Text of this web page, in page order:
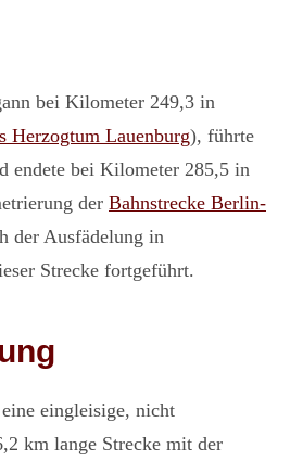
bei Kilometer 249,3 in
Herzogtum Lauenburg), führte
endete bei Kilometer 285,5 in
der Bahnstrecke Berlin-
der Ausfädelung in
Strecke fortgeführt.
eingleisige, nicht
km lange Strecke mit der